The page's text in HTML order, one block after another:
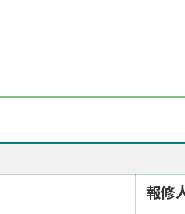
報修